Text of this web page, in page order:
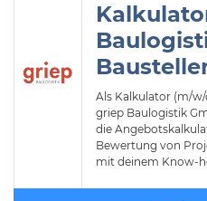
Als Kalkulator (m/
griep Baulogistik
die
Bewertung von
mit deinem Know-